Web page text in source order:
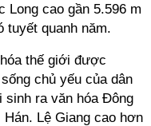
Long cao gần 5.596 m
tuyết quanh năm.
thế giới được
chủ yếu của dân
sinh ra văn hóa Đông
Lệ Giang cao hơn